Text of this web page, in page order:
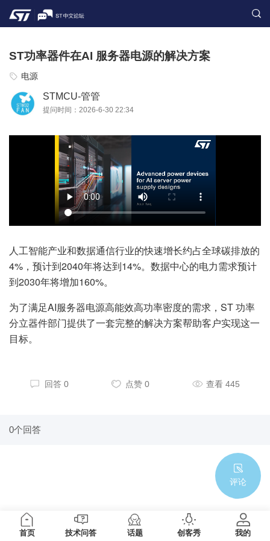
ST功率器件在AI 服务器电源的解决方案
电源
STMCU-管管
提问时间：2026-6-30 22:34
人工智能产业和数据通信行业的快速增长约占全球碳排放的
4%，预计到2040年将达到14%。数据中心的电力需求预计
到2030年将增加160%。
为了满足AI服务器电源高能效高功率密度的需求，ST 功率
分立器件部门提供了一套完整的解决方案帮助客户实现这一
目标。
回答 0 点赞 0 查看 445
0个回答
评论
首页 技术问答 话题 创客秀 我的